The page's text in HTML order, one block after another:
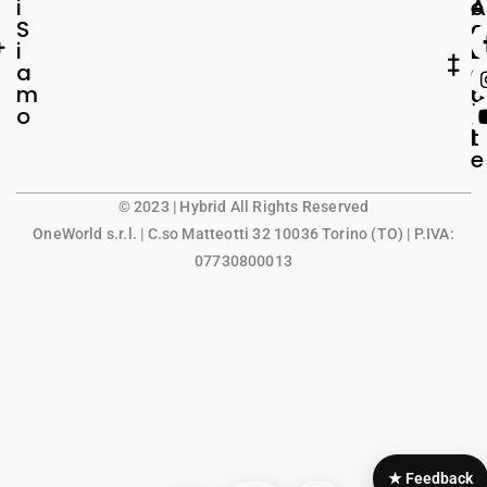
i
S
i
a
m
o
e
a
L
e
g
a
l
e
A
c
c
o
u
n
t
© 2023 | Hybrid All Rights Reserved
OneWorld s.r.l. | C.so Matteotti 32 10036 Torino (TO) | P.IVA:
07730800013
★ Feedback